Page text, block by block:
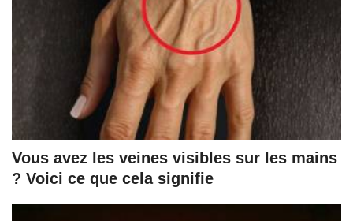
Vous avez les veines visibles sur les mains
? Voici ce que cela signifie